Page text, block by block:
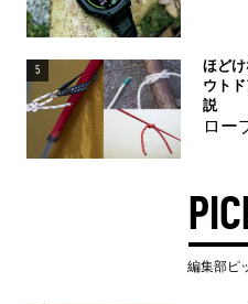
5
ほど
ウト
説
ロー
編集部ピ